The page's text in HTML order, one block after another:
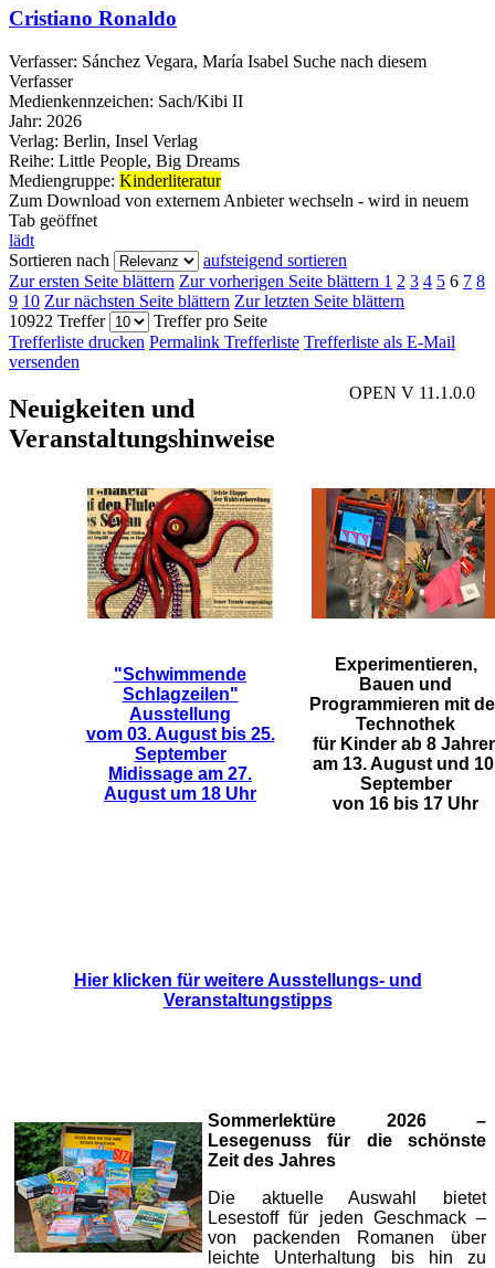
Cristiano Ronaldo
Verfasser: Sánchez Vegara, María Isabel Suche nach diesem
Verfasser
Medienkennzeichen: Sach/Kibi II
Jahr: 2026
Verlag: Berlin, Insel Verlag
Reihe: Little People, Big Dreams
Mediengruppe: Kinderliteratur
Zum Download von externem Anbieter wechseln - wird in neuem
Tab geöffnet
lädt
Sortieren nach
aufsteigend sortieren
Zur ersten Seite blättern Zur vorherigen Seite blättern 1 2 3 4 5 6 7 8
9 10 Zur nächsten Seite blättern Zur letzten Seite blättern
10922 Treffer
Treffer pro Seite
Trefferliste drucken Permalink Trefferliste Trefferliste als E-Mail
versenden
OPEN V 11.1.0.0
Neuigkeiten und
Veranstaltungshinweise
"Schwimmende
Schlagzeilen"
Ausstellung
vom 03. August bis 25.
September
Midissage am 27.
August um 18 Uhr
Experimentieren,
Bauen und
Programmieren mit
Technothek
für Kinder ab 8
am 13. August und
September
von 16 bis 17 Uhr
Hier klicken für weitere Ausstellungs- und
Veranstaltungstipps
Sommerlektüre 2026 –
Lesegenuss für die schönste
Zeit des Jahres
Die aktuelle Auswahl bietet
Lesestoff für jeden Geschmack –
von packenden Romanen über
leichte Unterhaltung bis hin zu